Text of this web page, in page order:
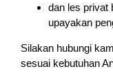
dan les privat
upayakan
Silakan hubungi
sesuai kebutuhan